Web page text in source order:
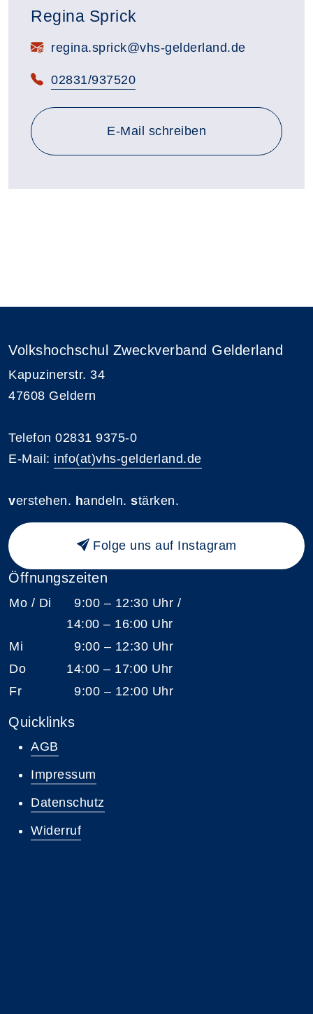
Regina Sprick
E-Mail:regina.sprick@vhs-gelderland.de
Telefon:
02831/937520
E-Mail schreiben
Volkshochschul Zweckverband Gelderland
Kapuzinerstr. 34
47608 Geldern
Telefon 02831 9375-0
E-Mail: info(at)vhs-gelderland.de
verstehen. handeln. stärken.
Folge uns auf Instagram
Öffnungszeiten
Mo / Di
9:00 – 12:30 Uhr /
14:00 – 16:00 Uhr
Mi
9:00 – 12:30 Uhr
Do
14:00 – 17:00 Uhr
Fr
9:00 – 12:00 Uhr
Quicklinks
AGB
Impressum
Datenschutz
Widerruf